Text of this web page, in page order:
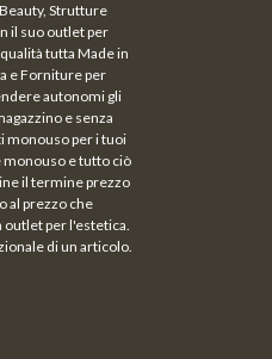
Strutture
il suo outlet per
tutta Made in
e Forniture per
autonomi gli
e senza
monouso per i tuoi
monouso e tutto ciò
il termine prezzo
al prezzo che
outlet per l'estetica.
di un articolo.